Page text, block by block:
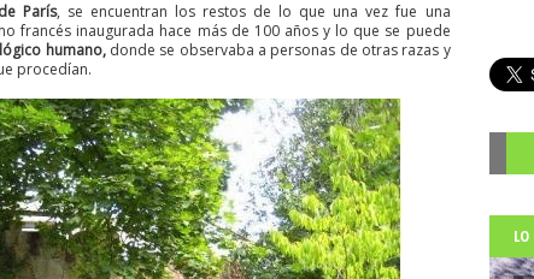
París, se encuentran los restos de lo que una vez fue una
francés inaugurada hace más de 100 años y lo que se puede
humano, donde se observaba a personas de otras razas y
procedían.